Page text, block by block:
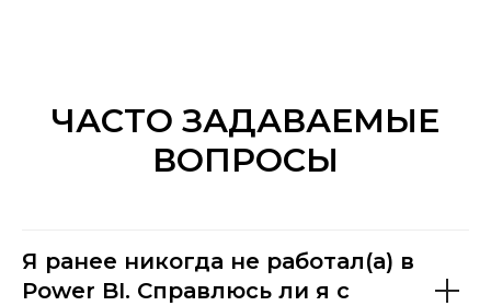
ЧАСТО ЗАДАВАЕМЫЕ
ВОПРОСЫ
Я ранее никогда не работал(а) в
Power BI. Справлюсь ли я с